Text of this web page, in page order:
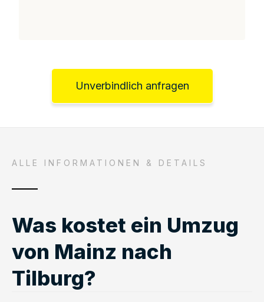
Unverbindlich anfragen
ALLE INFORMATIONEN & DETAILS
Was kostet ein Umzug
von Mainz nach
Tilburg?